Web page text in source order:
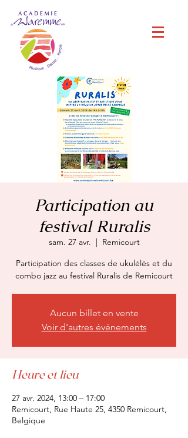
Participation au
festival Ruralis
sam. 27 avr.
  |
Remicourt
Participation des classes de ukulélés et du
combo jazz au festival Ruralis de Remicourt
Aucun billet en vente
Voir d'autres événements
Heure et lieu
27 avr. 2024, 13:00 – 17:00
Remicourt, Rue Haute 25, 4350 Remicourt,
Belgique